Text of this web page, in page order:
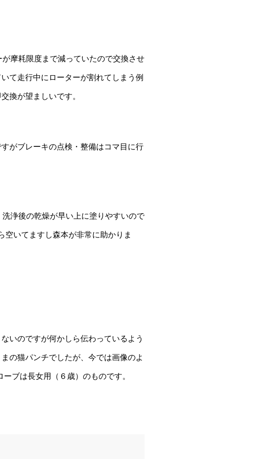
摩耗限度まで減っていたので交換させ
て走行中にローターが割れてしまう例
換が望ましいです。
がブレーキの点検・整備はコマ目に行
浄後の乾燥が早い上に塗りやすいので
いてますし森本が非常に助かりま
いのですが何かしら伝わっているよう
の猫パンチでしたが、今では画像のよ
ブは長女用（６歳）のものです。